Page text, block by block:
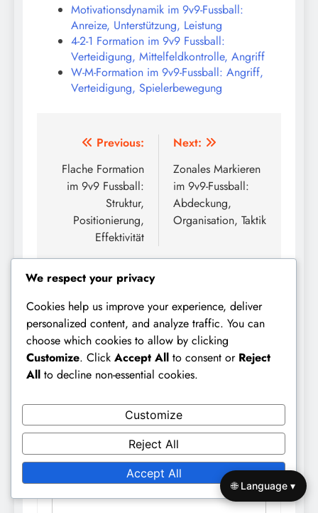
Motivationsdynamik im 9v9-Fussball:
Anreize, Unterstützung, Leistung
4-2-1 Formation im 9v9 Fussball:
Verteidigung, Mittelfeldkontrolle, Angriff
W-M-Formation im 9v9-Fussball: Angriff,
Verteidigung, Spielerbewegung
Post
navigation
Previous:
Flache Formation
im 9v9 Fussball:
Struktur,
Positionierung,
Effektivität
Next:
Zonales Markieren
im 9v9-Fussball:
Abdeckung,
Organisation, Taktik
LEAVE A REPLY
Your email address will not be published.
Required fields are marked*
We respect your privacy
Cookies help us improve your experience, deliver
personalized content, and analyze traffic. You can
choose which cookies to allow by clicking
Customize. Click Accept All to consent or Reject
All to decline non-essential cookies.
Customize
Reject All
Accept All
🌐 Language ▾